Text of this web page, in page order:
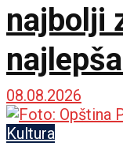
najbolji
na 65.
08.08.2026
Kultura